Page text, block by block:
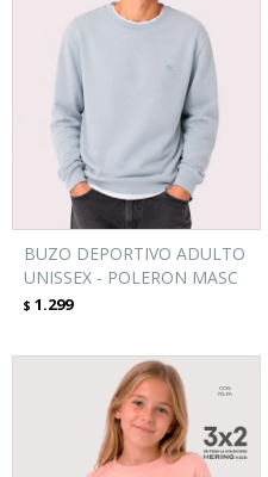
BUZO DEPORTIVO ADULTO
UNISSEX - POLERON MASC
$ 1.299